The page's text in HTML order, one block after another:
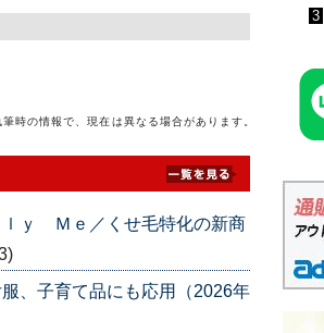
時の情報で、現在は異なる場合があります。
ｙ Ｍｅ／くせ毛特化の新商
、子育て品にも応用（2026年
3